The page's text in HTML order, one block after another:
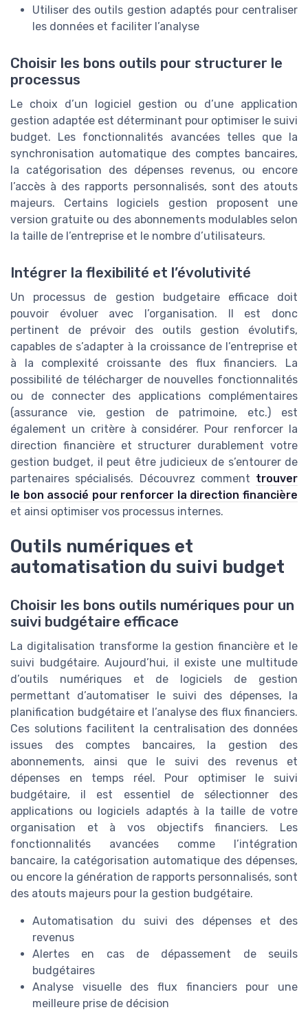
Utiliser des outils gestion adaptés pour centraliser
les données et faciliter l’analyse
Choisir les bons outils pour structurer le
processus
Le choix d’un logiciel gestion ou d’une application
gestion adaptée est déterminant pour optimiser le suivi
budget. Les fonctionnalités avancées telles que la
synchronisation automatique des comptes bancaires,
la catégorisation des dépenses revenus, ou encore
l’accès à des rapports personnalisés, sont des atouts
majeurs. Certains logiciels gestion proposent une
version gratuite ou des abonnements modulables selon
la taille de l’entreprise et le nombre d’utilisateurs.
Intégrer la flexibilité et l’évolutivité
Un processus de gestion budgetaire efficace doit
pouvoir évoluer avec l’organisation. Il est donc
pertinent de prévoir des outils gestion évolutifs,
capables de s’adapter à la croissance de l’entreprise et
à la complexité croissante des flux financiers. La
possibilité de télécharger de nouvelles fonctionnalités
ou de connecter des applications complémentaires
(assurance vie, gestion de patrimoine, etc.) est
également un critère à considérer. Pour renforcer la
direction financière et structurer durablement votre
gestion budget, il peut être judicieux de s’entourer de
partenaires spécialisés. Découvrez comment trouver
le bon associé pour renforcer la direction financière
et ainsi optimiser vos processus internes.
Outils numériques et
automatisation du suivi budget
Choisir les bons outils numériques pour un
suivi budgétaire efficace
La digitalisation transforme la gestion financière et le
suivi budgétaire. Aujourd’hui, il existe une multitude
d’outils numériques et de logiciels de gestion
permettant d’automatiser le suivi des dépenses, la
planification budgétaire et l’analyse des flux financiers.
Ces solutions facilitent la centralisation des données
issues des comptes bancaires, la gestion des
abonnements, ainsi que le suivi des revenus et
dépenses en temps réel. Pour optimiser le suivi
budgétaire, il est essentiel de sélectionner des
applications ou logiciels adaptés à la taille de votre
organisation et à vos objectifs financiers. Les
fonctionnalités avancées comme l’intégration
bancaire, la catégorisation automatique des dépenses,
ou encore la génération de rapports personnalisés, sont
des atouts majeurs pour la gestion budgétaire.
Automatisation du suivi des dépenses et des
revenus
Alertes en cas de dépassement de seuils
budgétaires
Analyse visuelle des flux financiers pour une
meilleure prise de décision